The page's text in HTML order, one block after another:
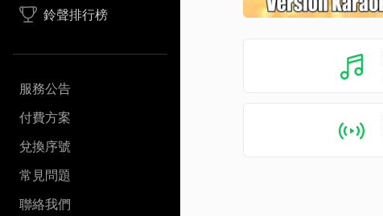
鈴聲排行榜
服務公告
付費方案
兌換序號
常見問題
聯絡我們